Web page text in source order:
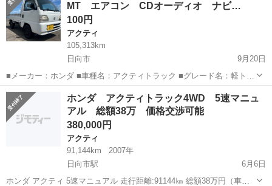
ライドドア Ｃ... MT エアコン CDオーディオ ナビ…
100円
アクティ
105,313km
日向市
9月20日
■メーカー：ホンダ ■車種名：アクティトラック ■グレード名：軽トラ
ック HA3 ■排気量：650cc ■ドア枚数：2D ■ ミッション：MT5速 ■ 修
復歴有無：なし ■初度検査年月：平成9年 ■ 走行距離：105313...
宮崎 アクティ
ホンダ アクティトラック4WD 5速マニュ
アル 総額38万 価格交渉可能
380,000円
アクティ
91,144km
2007年
日向市駅
6月6日
ホンダ アクティ 5速マニュアル 走行距離:91144㎞ 総額38万円（車検